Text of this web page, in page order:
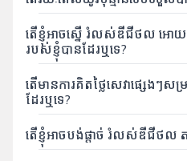
ជាច្រើន
ទៀត។
តើខ្ញុំអាចស្នើ រំលស់ឌីជីថល អោ
របស់ខ្ញុំបានដែរឬទេ?
តើមានការគិតថ្លៃសេវាផ្សេងៗ
ដែរឬទេ?
តើខ្ញុំអាចបង់ផ្ដាច់ រំលស់ឌីជីថល